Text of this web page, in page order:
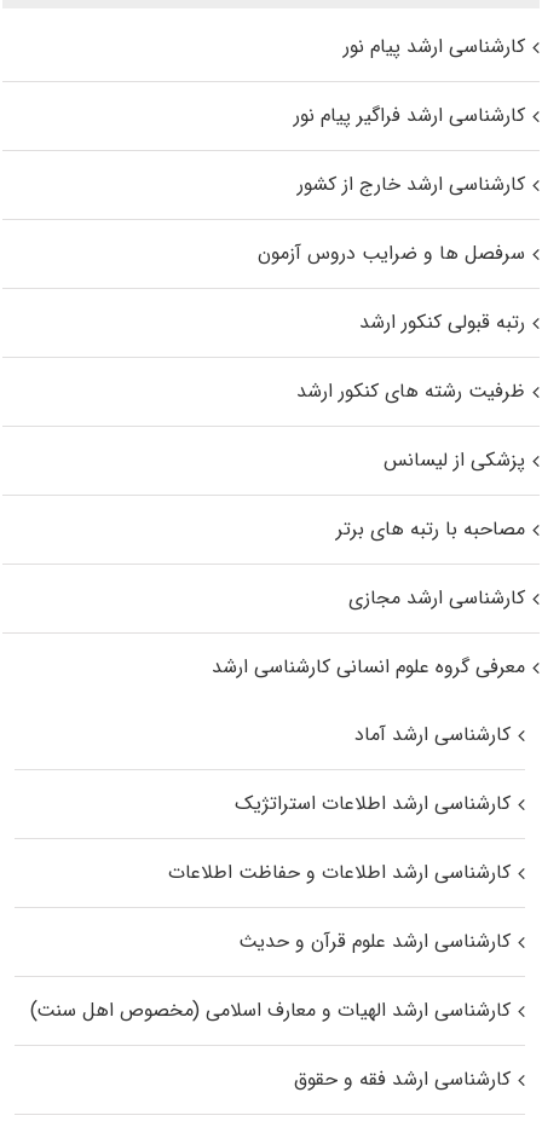
کارشناسی ارشد پیام نور
کارشناسی ارشد فراگیر پیام نور
کارشناسی ارشد خارج از کشور
سرفصل ها و ضرایب دروس آزمون
رتبه قبولی کنکور ارشد
ظرفیت رشته های کنکور ارشد
پزشکی از لیسانس
مصاحبه با رتبه های برتر
کارشناسی ارشد مجازی
معرفی گروه علوم انسانی کارشناسی ارشد
کارشناسی ارشد آماد
کارشناسی ارشد اطلاعات استراتژیک
کارشناسی ارشد اطلاعات و حفاظت اطلاعات
کارشناسی ارشد علوم قرآن و حدیث
کارشناسی ارشد الهیات و معارف اسلامی (مخصوص اهل سنت)
کارشناسی ارشد فقه و حقوق